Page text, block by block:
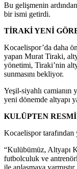
Bu gelişmenin
bir ismi getirdi.
TİRAKİ YENİ
Kocaelispor’da daha
yapan Murat Tiraki,
yönetimi, Tiraki’nin
sunmasını bekliyor.
Yeşil-siyahlı camianın
yeni dönemde altyapı
KULÜPTEN
Kocaelispor tarafından
“Kulübümüz, Altyapı
futbolculuk ve
ile anlaşmaya